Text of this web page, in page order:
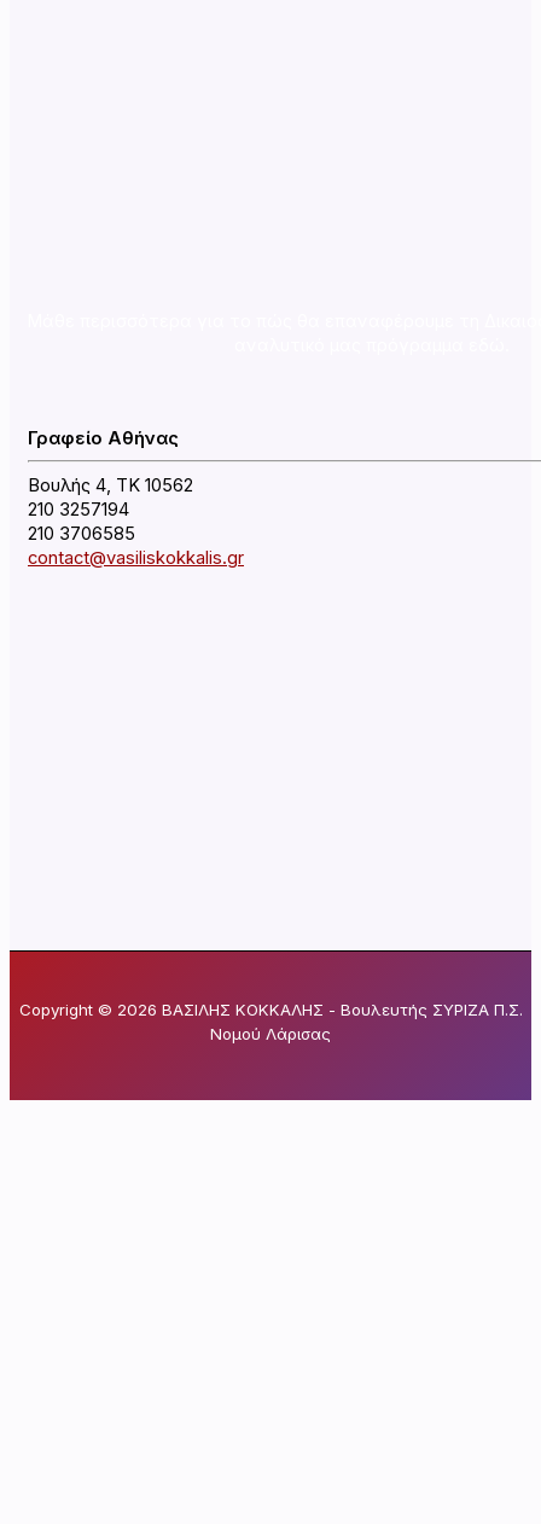
Γραφείο Αθήνας
Βουλής 4, ΤΚ 10562
210 3257194
210 3706585
contact@vasiliskokkalis.gr
Copyright © 2026 ΒΑΣΙΛΗΣ ΚΟΚΚΑΛΗΣ - Βουλευτής ΣΥΡΙΖΑ Π.Σ.
Νομού Λάρισας